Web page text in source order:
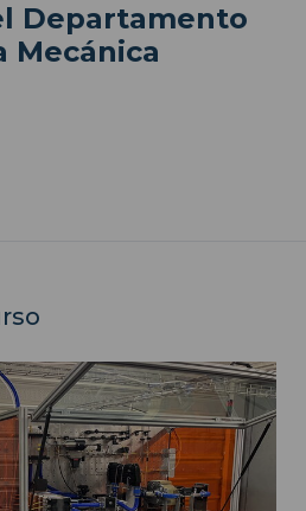
Departamento
Mecánica